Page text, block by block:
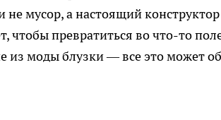
не мусор, а настоящий
чтобы превратиться во что-то
из моды блузки — все это может